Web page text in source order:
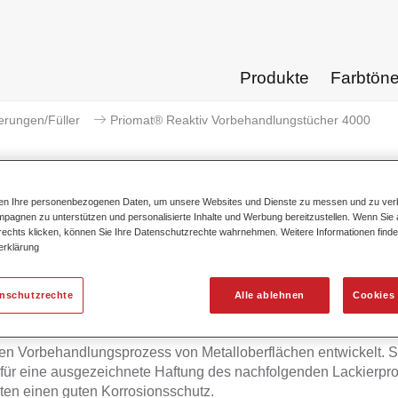
Produkte Farbtöne
Füller Priomat® Reaktiv Vorbehandlungstücher 4000
Priomat® Reaktiv
Reaktiv Vorbehandlungstücher 4000 beinhalten spezielle,
Vorbehandlungsprozess von Metalloberflächen entwickelt.
eine ausgezeichnete Haftung des nachfolgenden
einen guten Korrosionsschutz.
Ihre personenbezogenen Daten, um unsere Websites und Dienste zu messen und zu
zu unterstützen und personalisierte Inhalte und Werbung bereitzustellen. Wenn Sie
klicken, können Sie Ihre Datenschutzrechte wahrnehmen. Weitere Informationen
Alle ablehnen Cookies